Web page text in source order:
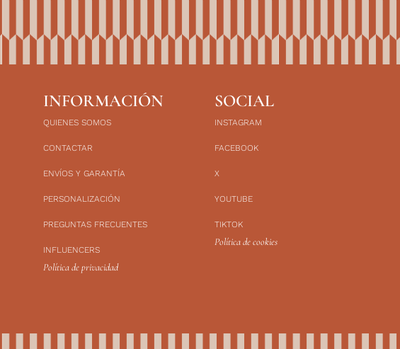
INFORMACIÓN
QUIENES SOMOS
CONTACTAR
ENVÍOS Y GARANTÍA
PERSONALIZACIÓN
PREGUNTAS FRECUENTES
INFLUENCERS
Política de privacidad
SOCIAL
INSTAGRAM
FACEBOOK
X
YOUTUBE
TIKTOK
Política de cookies